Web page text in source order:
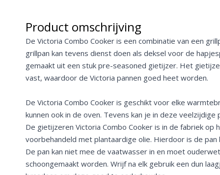
Product omschrijving
De Victoria Combo Cooker is een combinatie van een
grillpan kan tevens dienst doen als deksel voor de
gemaakt uit een stuk pre-seasoned gietijzer. Het
vast, waardoor de Victoria pannen goed heet worden.
De Victoria Combo Cooker is geschikt voor elke
kunnen ook in de oven. Tevens kan je in deze veelzijdige
De gietijzeren Victoria Combo Cooker is in de fabriek op
voorbehandeld met plantaardige olie. Hierdoor is de pan
De pan kan niet mee de vaatwasser in en moet
schoongemaakt worden. Wrijf na elk gebruik een dun